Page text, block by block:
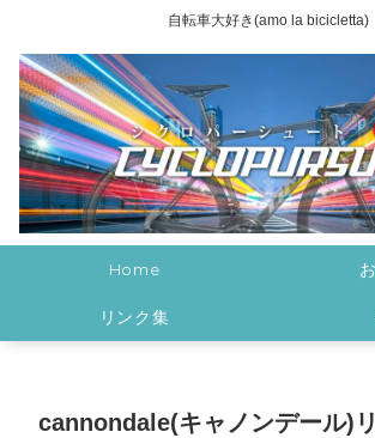
自転車大好き(amo la bicicletta)
Home
リンク集
cannondale(キャノンデール)